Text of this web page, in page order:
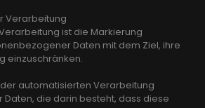
Verarbeitung
ist die Markierung
Daten mit dem Ziel, ihre
einzuschränken.
automatisierten Verarbeitung
die darin besteht, dass diese